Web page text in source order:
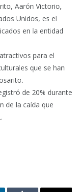
Aarón Victorio,
Unidos, es el
en la entidad
para el
que se han
de 20% durante
de la caída que